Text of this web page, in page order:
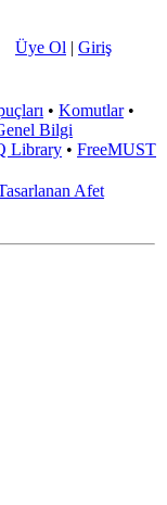
Üye Ol | Giriş
• Komutlar•
Bilgi
Library • FreeMUST
Afet